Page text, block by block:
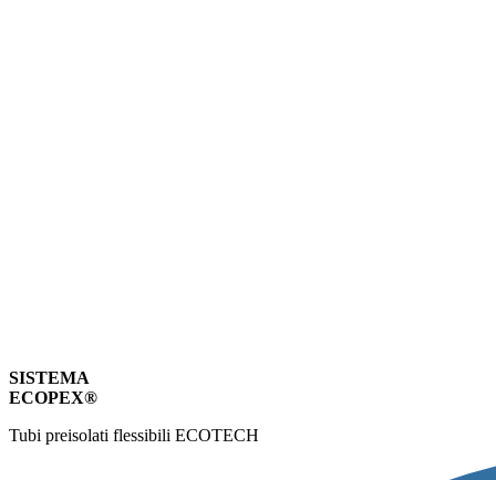
SISTEMA
ECOPEX®
Tubi preisolati flessibili ECOTECH